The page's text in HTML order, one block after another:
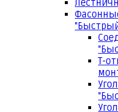
Т-